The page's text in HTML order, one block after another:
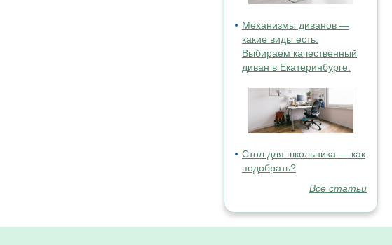
Механизмы диванов —
какие виды есть.
Выбираем качественный
диван в Екатеринбурге.
Стол для школьника — как
подобрать?
Все статьи